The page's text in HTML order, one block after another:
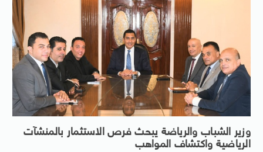
وزير الشباب والرياضة يبحث فرص الاستثمار بالمنشآت
الرياضية واكتشاف المواهب